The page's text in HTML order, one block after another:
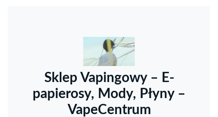
Sklep Vapingowy – E-
papierosy, Mody, Płyny –
VapeCentrum